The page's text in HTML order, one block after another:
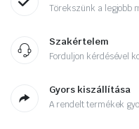
Törekszünk a legjobb
Szakértelem
Forduljon kérdésével
Gyors kiszállítása
A rendelt termékek